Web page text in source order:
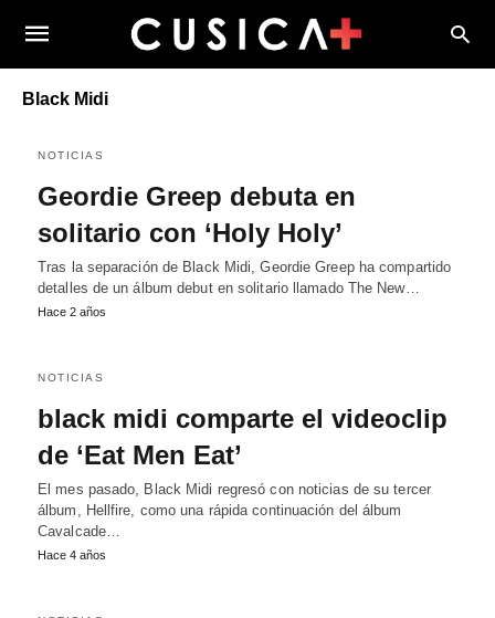
Black Midi
NOTICIAS
Geordie Greep debuta en
solitario con ‘Holy Holy’
Tras la separación de Black Midi, Geordie Greep ha compartido
detalles de un álbum debut en solitario llamado The New…
Hace 2 años
NOTICIAS
black midi comparte el videoclip
de ‘Eat Men Eat’
El mes pasado, Black Midi regresó con noticias de su tercer
álbum, Hellfire, como una rápida continuación del álbum
Cavalcade…
Hace 4 años